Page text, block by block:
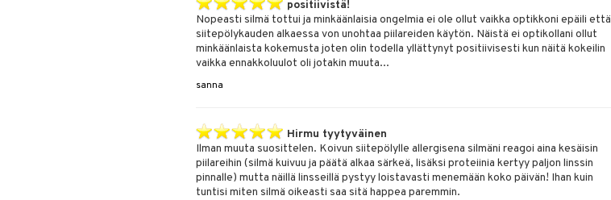
positiivistä!
Nopeasti silmä tottui ja minkäänlaisia ongelmia ei ole ollut vaikka optikkoni epäili että
siitepölykauden alkaessa von unohtaa piilareiden käytön. Näistä ei optikollani ollut
minkäänlaista kokemusta joten olin todella yllättynyt positiivisesti kun näitä kokeilin
vaikka ennakkoluulot oli jotakin muuta...
sanna
Hirmu tyytyväinen
Ilman muuta suosittelen. Koivun siitepölylle allergisena silmäni reagoi aina kesäisin
piilareihin (silmä kuivuu ja päätä alkaa särkeä, lisäksi proteiinia kertyy paljon linssin
pinnalle) mutta näillä linsseillä pystyy loistavasti menemään koko päivän! Ihan kuin
tuntisi miten silmä oikeasti saa sitä happea paremmin.